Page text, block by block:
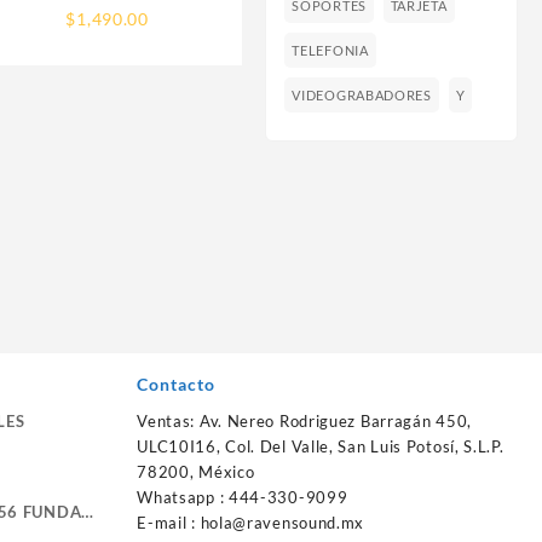
1700, 2*DDR4 3200MHZ,
$1,490.00
SOPORTES TARJETA
TELEFONIA
VIDEOGRABADORES Y
FUNDA
Contacto
Ventas: Av. Nereo Rodriguez Barragán 450,
ULC10I16, Col. Del Valle, San Luis Potosí, S.L.P.
78200, México
Whatsapp : 444-330-9099
E-mail : hola@ravensound.mx